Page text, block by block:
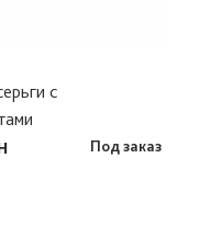
с
Под заказ